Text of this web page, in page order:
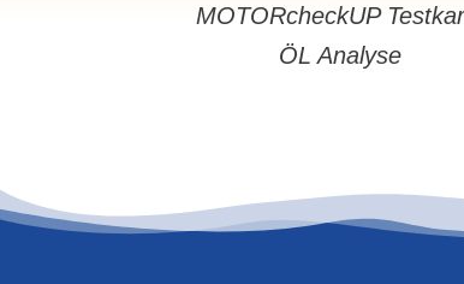
MOTORcheckUP
ÖL Analyse